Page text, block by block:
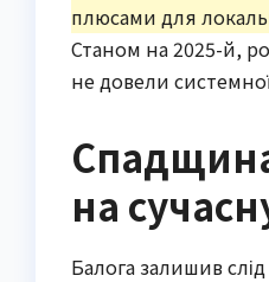
плюсами для
Станом на 2025-й,
не довели
на
Балога залишив